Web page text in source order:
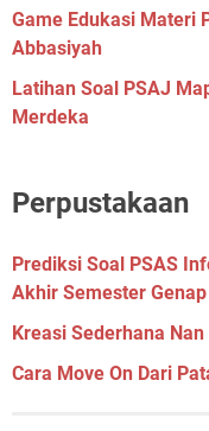
Game Edukasi Materi
Abbasiyah
Latihan Soal PSAJ
Merdeka
Perpustakaan
Prediksi Soal PSAS
Akhir Semester Genap
Kreasi Sederhana
Cara Move On Dari